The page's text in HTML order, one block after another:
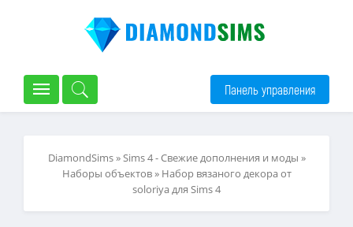
Панель управления
DiamondSims»Sims 4 - Свежие дополнения и моды »
Наборы объектов» Набор вязаного декора от
soloriya для Sims 4